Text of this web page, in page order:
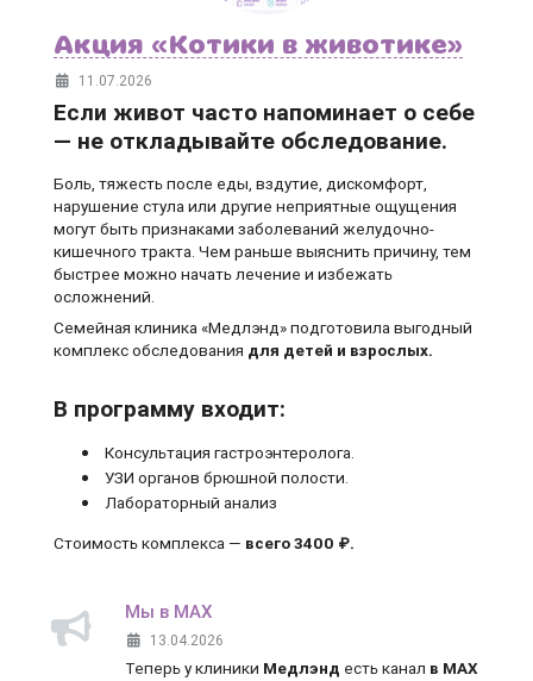
Акция «Котики в животике»
11.07.2026
Если живот часто напоминает о себе
— не откладывайте обследование.
Боль, тяжесть после еды, вздутие, дискомфорт,
нарушение стула или другие неприятные ощущения
могут быть признаками заболеваний желудочно-
кишечного тракта. Чем раньше выяснить причину, тем
быстрее можно начать лечение и избежать
осложнений.
Семейная клиника «Медлэнд» подготовила выгодный
комплекс обследования для детей и взрослых.
В программу входит:
Консультация гастроэнтеролога.
УЗИ органов брюшной полости.
Лабораторный анализ
Стоимость комплекса — всего 3400 ₽.
Мы в MAX
13.04.2026
Теперь у клиники Медлэнд есть канал в MAX